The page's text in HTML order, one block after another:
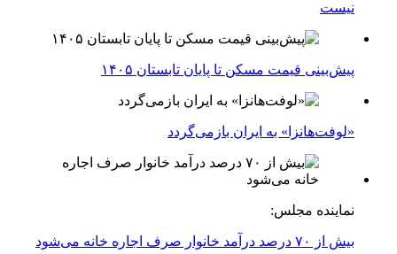
نیست
پیش‌بینی قیمت مسکن تا پایان تابستان ۱۴۰۵
«لوفت‌هانزا» به ایران بازمی‌گردد
نماینده مجلس:
بیش از ۷۰ درصد درآمد خانوار صرف اجاره خانه می‌شود